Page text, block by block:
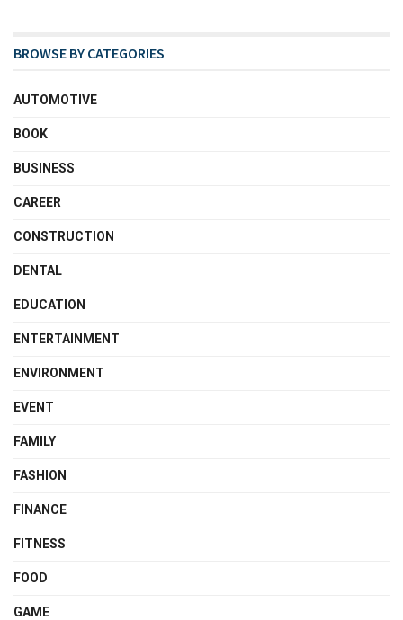
BROWSE BY CATEGORIES
AUTOMOTIVE
BOOK
BUSINESS
CAREER
CONSTRUCTION
DENTAL
EDUCATION
ENTERTAINMENT
ENVIRONMENT
EVENT
FAMILY
FASHION
FINANCE
FITNESS
FOOD
GAME